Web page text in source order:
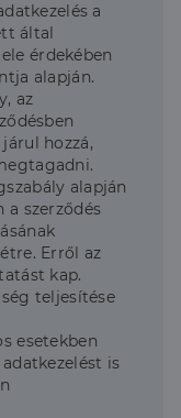
a
által
érdekében
alapján.
az
hozzá,
alapján
a szerződés
Erről az
kap.
teljesítése
esetekben
is
1 év 1
hónap
társítva van a Google
Universal Analytics-
hez - amely jelentős
használt elemzési
szolgáltatáshoz. Ez a
süti az egyedi
felhasználók
szolgál,
véletlenszerűen
hozzárendelésével
kliens
A webhely minden
oldalkérésében
szerepel, és a
jelentések látogatói,
munkamenet- és
kampányadatainak
reklámról,
amelyet a
végfelhasználó
láthatott,
mielőtt
meglátogatta
az említett
weboldalt.
Microsoft MSN
első féltől
származó
sütik, amely a
weboldal
tartalmának
közösségi
médián
keresztül
történő
szolgál.
A Facebook